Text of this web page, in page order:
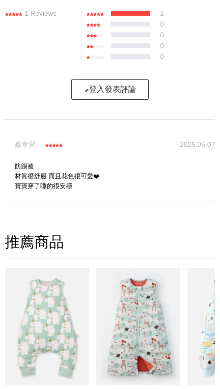
1 Reviews
1
0
0
0
0
登入發表評論
(圖片格式限jpg、jpeg)
圖片上傳 圖片上傳 圖片上傳 圖片上傳 圖片上傳
蔡幸宜 2025.05.07
防踢被
材質很舒服 而且花色很可愛❤️
寶寶穿了睡的很安穩
推薦商品